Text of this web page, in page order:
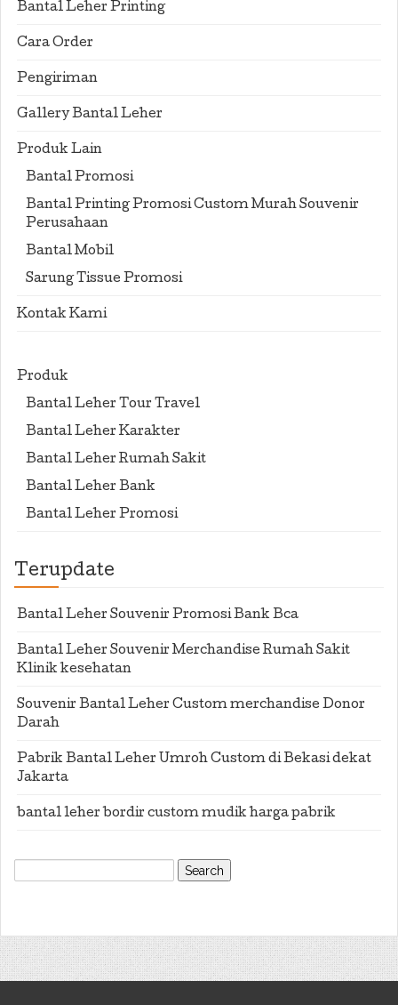
Bantal Leher Printing
Cara Order
Pengiriman
Gallery Bantal Leher
Produk Lain
Bantal Promosi
Bantal Printing Promosi Custom Murah Souvenir
Perusahaan
Bantal Mobil
Sarung Tissue Promosi
Kontak Kami
Produk
Bantal Leher Tour Travel
Bantal Leher Karakter
Bantal Leher Rumah Sakit
Bantal Leher Bank
Bantal Leher Promosi
Terupdate
Bantal Leher Souvenir Promosi Bank Bca
Bantal Leher Souvenir Merchandise Rumah Sakit
Klinik kesehatan
Souvenir Bantal Leher Custom merchandise Donor
Darah
Pabrik Bantal Leher Umroh Custom di Bekasi dekat
Jakarta
bantal leher bordir custom mudik harga pabrik
Search
for: